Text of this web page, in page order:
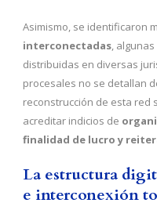
Asimismo, se identificaron
interconectadas,
distribuidas en diversas
procesales no se detallan
reconstrucción de esta red
acreditar indicios de
finalidad de lucro y
La estructura
e interconexión